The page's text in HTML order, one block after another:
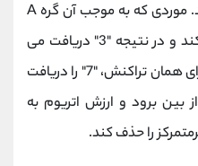
تراکنش ها به همان حالت برسند. موردی که به موجب آن گره A
کد قرارداد هوشمند را اجرا می کند و در نتیجه "3" دریافت می
کند، در حالی که گره B پس از اجرای همان تراکنش، "7" را دریافت
بین برود و ارزش اتریوم به
را حذف کند.